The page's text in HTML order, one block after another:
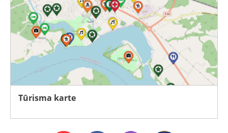
Tūrisma karte